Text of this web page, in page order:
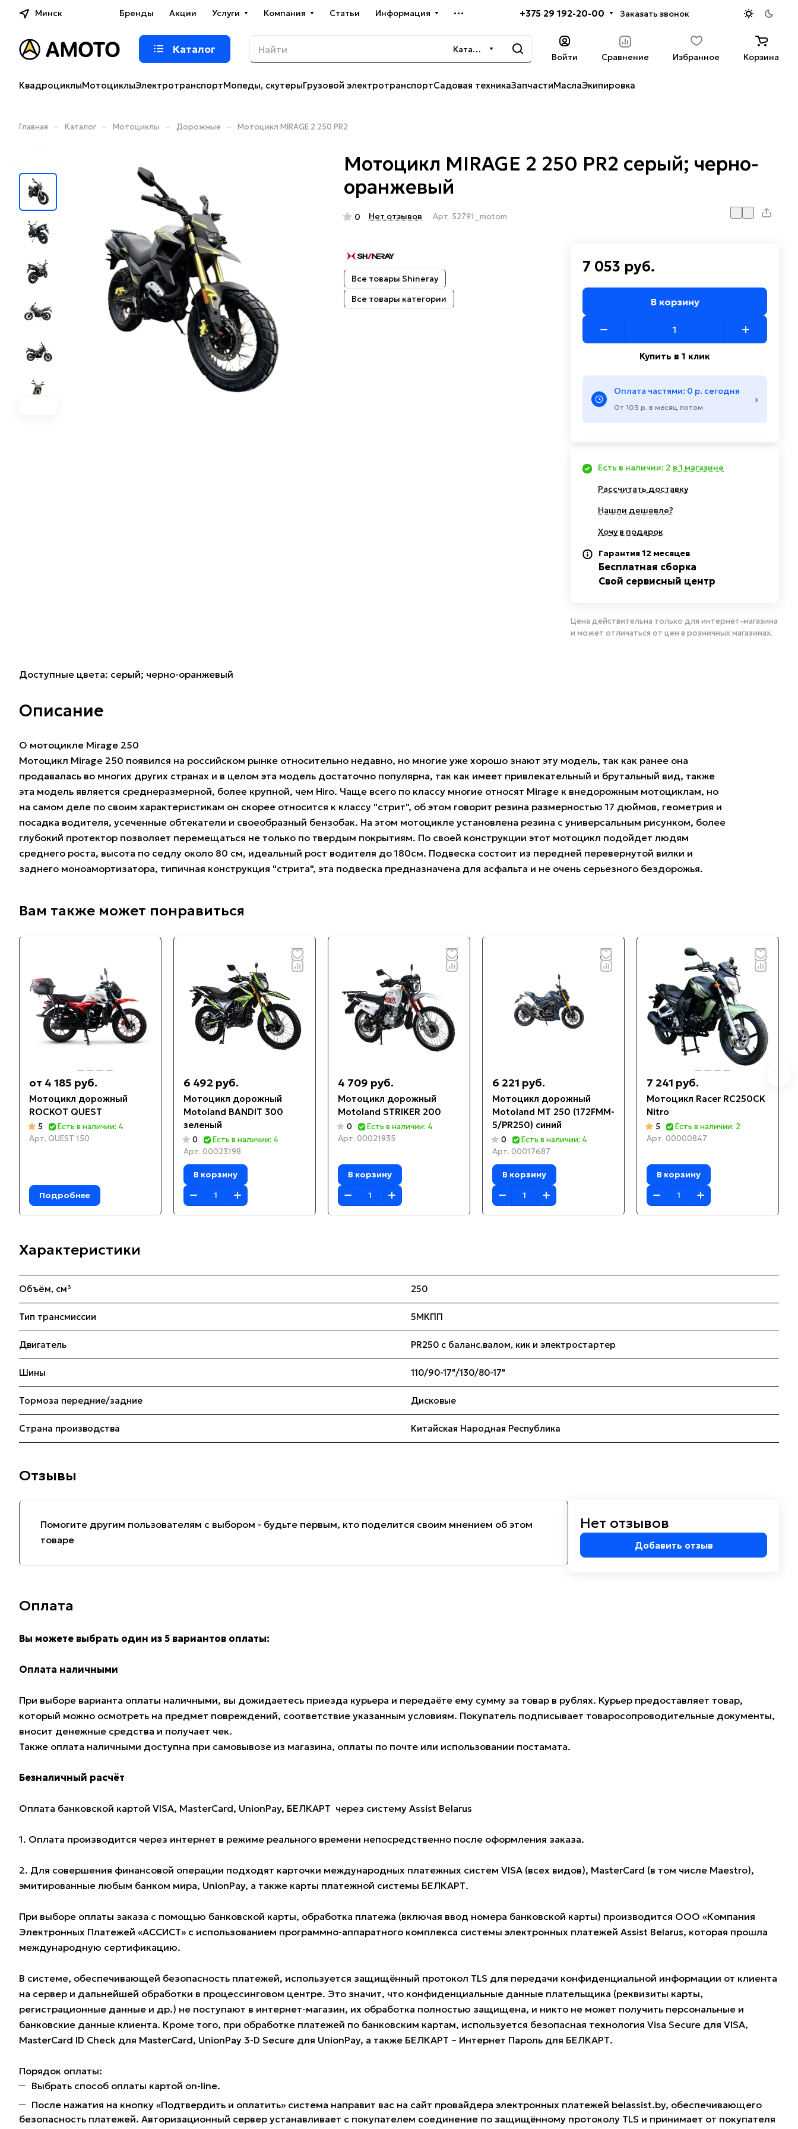
Минск Бренды Акции Услуги Компания Статьи Информация +375 29 192-20-00 Заказать звонок
Каталог Каталог
Войти Сравнение Избранное Корзина
КвадроциклыМотоциклыЭлектротранспортМопеды, скутерыГрузовой электротранспортСадовая техникаЗапчастиМаслаЭкипировка
Главная – Каталог – Мотоциклы – Дорожные – Мотоцикл MIRAGE 2 250 PR2
Мотоцикл MIRAGE 2 250 PR2 серый; черно-
оранжевый
0 Нет отзывов Арт. 52791_motom
Все товары Shineray
Все товары категории
7 053 руб.
В корзину
Купить в 1 клик
Оплата частями: 0 р. сегодня
От 103 р. в месяц потом
›
Есть в наличии: 2 в 1 магазине
Рассчитать доставку
Нашли дешевле?
Хочу в подарок
Гарантия 12 месяцев
Бесплатная сборка
Свой сервисный центр
Цена действительна только для интернет-магазина
и может отличаться от цен в розничных магазинах.
Доступные цвета: серый; черно-оранжевый
Описание
О мотоцикле Mirage 250
Мотоцикл Mirage 250 появился на российском рынке относительно недавно, но многие уже хорошо знают эту модель, так как ранее она
продавалась во многих других странах и в целом эта модель достаточно популярна, так как имеет привлекательный и брутальный вид, также
эта модель является среднеразмерной, более крупной, чем Hiro. Чаще всего по классу многие относят Mirage к внедорожным мотоциклам, но
на самом деле по своим характеристикам он скорее относится к классу "стрит", об этом говорит резина размерностью 17 дюймов, геометрия и
посадка водителя, усеченные обтекатели и своеобразный бензобак. На этом мотоцикле установлена резина с универсальным рисунком, более
глубокий протектор позволяет перемещаться не только по твердым покрытиям. По своей конструкции этот мотоцикл подойдет людям
среднего роста, высота по седлу около 80 см, идеальный рост водителя до 180см. Подвеска состоит из передней перевернутой вилки и
заднего моноамортизатора, типичная конструкция "стрита", эта подвеска предназначена для асфальта и не очень серьезного бездорожья.
Вам также может понравиться
от 4 185 руб.
Мотоцикл дорожный
ROCKOT QUEST
5
Есть в наличии: 4
Арт. QUEST 150
Подробнее
6 492 руб.
Мотоцикл дорожный
Motoland BANDIT 300
зеленый
0
Есть в наличии: 4
Арт. 00023198
В корзину
4 709 руб.
Мотоцикл дорожный
Motoland STRIKER 200
0
Есть в наличии: 4
Арт. 00021935
В корзину
6 221 руб.
Мотоцикл дорожный
Motoland MT 250 (172FMM-
5/PR250) синий
0
Есть в наличии: 4
Арт. 00017687
В корзину
7 241 руб.
Мотоцикл Racer RC250CK
Nitro
5
Есть в наличии: 2
Арт. 00000847
В корзину
Характеристики
Объём, см³ 250
Тип трансмиссии 5МКПП
Двигатель PR250 с баланс.валом, кик и электростартер
Шины 110/90-17"/130/80-17"
Тормоза передние/задние Дисковые
Страна производства Китайская Народная Республика
Отзывы
Помогите другим пользователям с выбором - будьте первым, кто поделится своим мнением об этом
товаре
Нет отзывов
Добавить отзыв
Оплата
Вы можете выбрать один из 5 вариантов оплаты:
Оплата наличными
При выборе варианта оплаты наличными, вы дожидаетесь приезда курьера и передаёте ему сумму за товар в рублях. Курьер предоставляет товар,
который можно осмотреть на предмет повреждений, соответствие указанным условиям. Покупатель подписывает товаросопроводительные документы,
вносит денежные средства и получает чек.
Также оплата наличными доступна при самовывозе из магазина, оплаты по почте или использовании постамата.
Безналичный расчёт
Оплата банковской картой VISA, MasterCard, UnionPay, БЕЛКАРТ через систему Assist Belarus
1. Оплата производится через интернет в режиме реального времени непосредственно после оформления заказа.
2. Для совершения финансовой операции подходят карточки международных платежных систем VISA (всех видов), MasterCard (в том числе Maestro),
эмитированные любым банком мира, UnionPay, а также карты платежной системы БЕЛКАРТ.
При выборе оплаты заказа с помощью банковской карты, обработка платежа (включая ввод номера банковской карты) производится ООО «Компания
Электронных Платежей «АССИСТ» с использованием программно-аппаратного комплекса системы электронных платежей Assist Belarus, которая прошла
международную сертификацию.
В системе, обеспечивающей безопасность платежей, используется защищённый протокол TLS для передачи конфиденциальной информации от клиента
на сервер и дальнейшей обработки в процессинговом центре. Это значит, что конфиденциальные данные плательщика (реквизиты карты,
регистрационные данные и др.) не поступают в интернет-магазин, их обработка полностью защищена, и никто не может получить персональные и
банковские данные клиента. Кроме того, при обработке платежей по банковским картам, используется безопасная технология Visa Secure для VISA,
MasterCard ID Check для MasterCard, UnionPay 3-D Secure для UnionPay, а также БЕЛКАРТ – Интернет Пароль для БЕЛКАРТ.
Порядок оплаты:
Выбрать способ оплаты картой on-line.
После нажатия на кнопку «Подтвердить и оплатить» система направит вас на сайт провайдера электронных платежей belassist.by, обеспечивающего
безопасность платежей. Авторизационный сервер устанавливает с покупателем соединение по защищённому протоколу TLS и принимает от покупателя